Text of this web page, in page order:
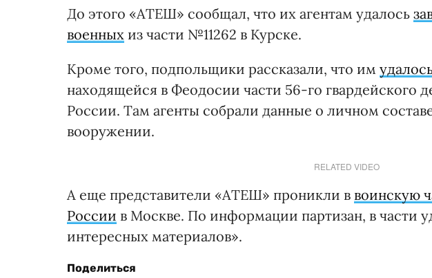
До этого «АТЕШ» сообщал, что их агентам удалось
военных из части №11262 в Курске.
Кроме того, подпольщики рассказали, что им
находящейся в Феодосии части 56-го гвардейского
России. Там агенты собрали данные о личном
вооружении.
RELATED VIDEO
А еще представители «АТЕШ» проникли в воинскую
России в Москве. По информации партизан, в части
интересных материалов».
Поделиться